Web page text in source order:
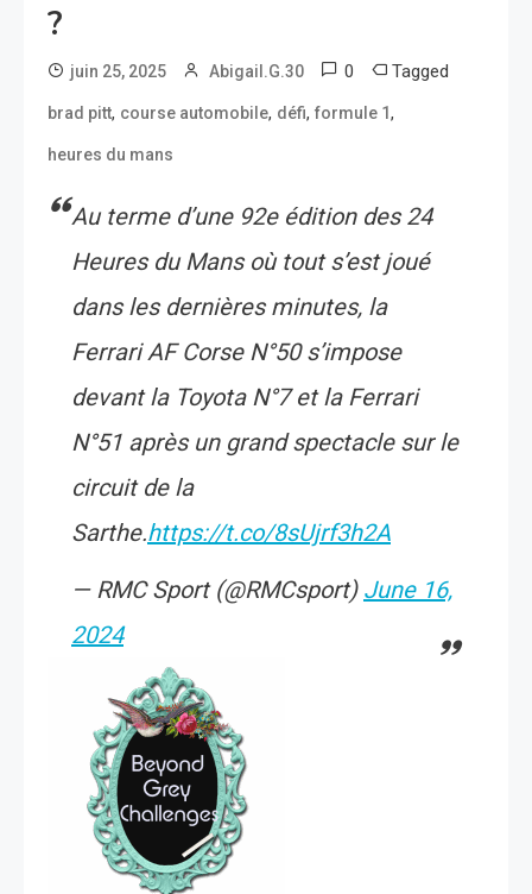
?
juin 25, 2025 Abigail.G.30 0 Tagged
brad pitt, course automobile, défi, formule 1,
heures du mans
Au terme d’une 92e édition des 24
Heures du Mans où tout s’est joué
dans les dernières minutes, la
Ferrari AF Corse N°50 s’impose
devant la Toyota N°7 et la Ferrari
N°51 après un grand spectacle sur le
circuit de la
Sarthe.https://t.co/8sUjrf3h2A
— RMC Sport (@RMCsport) June 16,
2024